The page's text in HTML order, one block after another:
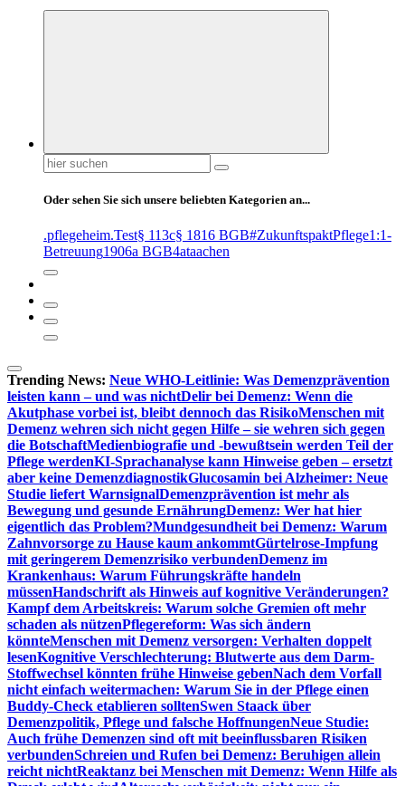
Suchen
nach:
Oder sehen Sie sich unsere beliebten Kategorien an...
.pflegeheim.Test§ 113c§ 1816 BGB#ZukunftspaktPflege1:1-
Betreuung1906a BGB4ataachen
Trending News: Neue WHO-Leitlinie: Was Demenzprävention
leisten kann – und was nichtDelir bei Demenz: Wenn die
Akutphase vorbei ist, bleibt dennoch das RisikoMenschen mit
Demenz wehren sich nicht gegen Hilfe – sie wehren sich gegen
die BotschaftMedienbiografie und -bewußtsein werden Teil der
Pflege werdenKI-Sprachanalyse kann Hinweise geben – ersetzt
aber keine DemenzdiagnostikGlucosamin bei Alzheimer: Neue
Studie liefert WarnsignalDemenzprävention ist mehr als
Bewegung und gesunde ErnährungDemenz: Wer hat hier
eigentlich das Problem?Mundgesundheit bei Demenz: Warum
Zahnvorsorge zu Hause kaum ankommtGürtelrose-Impfung
mit geringerem Demenzrisiko verbundenDemenz im
Krankenhaus: Warum Führungskräfte handeln
müssenHandschrift als Hinweis auf kognitive Veränderungen?
Kampf dem Arbeitskreis: Warum solche Gremien oft mehr
schaden als nützenPflegereform: Was sich ändern
könnteMenschen mit Demenz versorgen: Verhalten doppelt
lesenKognitive Verschlechterung: Blutwerte aus dem Darm-
Stoffwechsel könnten frühe Hinweise gebenNach dem Vorfall
nicht einfach weitermachen: Warum Sie in der Pflege einen
Buddy-Check etablieren solltenSwen Staack über
Demenzpolitik, Pflege und falsche HoffnungenNeue Studie:
Auch frühe Demenzen sind oft mit beeinflussbaren Risiken
verbundenSchreien und Rufen bei Demenz: Beruhigen allein
reicht nichtReaktanz bei Menschen mit Demenz: Wenn Hilfe als